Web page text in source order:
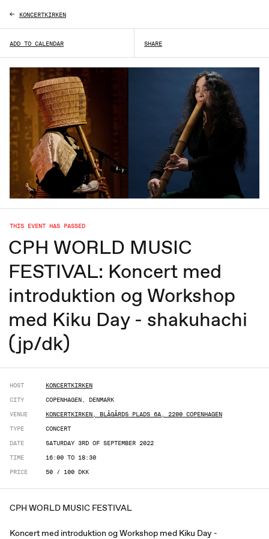
ADD TO CALENDAR SHARE
THIS EVENT HAS PASSED
CPH WORLD MUSIC
FESTIVAL: Koncert med
introduktion og Workshop
med Kiku Day - shakuhachi
(jp/dk)
HOST
KONCERTKIRKEN
CITY
COPENHAGEN, DENMARK
VENUE
KONCERTKIRKEN, BLÅGÅRDS PLADS 6A, 2200 COPENHAGEN
TYPE
CONCERT
DATE
SATURDAY 3RD OF SEPTEMBER 2022
TIME
16:00 TO 18:30
PRICE
50 / 100 DKK
CPH WORLD MUSIC FESTIVAL
Koncert med introduktion og Workshop med Kiku Day -
KONCERTKIRKEN